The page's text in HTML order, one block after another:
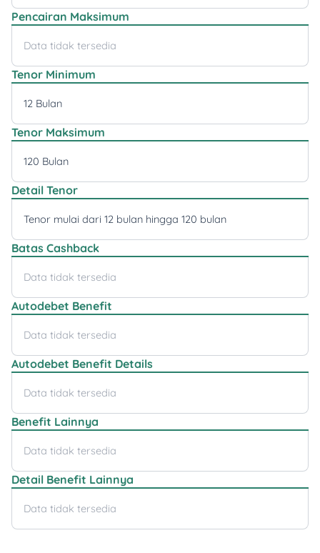
Pencairan Maksimum
Data tidak tersedia
Tenor Minimum
12 Bulan
Tenor Maksimum
120 Bulan
Detail Tenor
Tenor mulai dari 12 bulan hingga 120 bulan
Batas Cashback
Data tidak tersedia
Autodebet Benefit
Data tidak tersedia
Autodebet Benefit Details
Data tidak tersedia
Benefit Lainnya
Data tidak tersedia
Detail Benefit Lainnya
Data tidak tersedia